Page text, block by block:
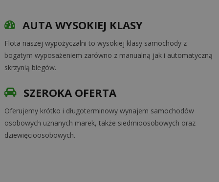
AUTA WYSOKIEJ KLASY
Flota naszej wypożyczalni to wysokiej klasy samochody z
bogatym wyposażeniem zarówno z manualną jak i automatyczną
skrzynią biegów.
SZEROKA OFERTA
Oferujemy krótko i długoterminowy wynajem samochodów
osobowych uznanych marek, także siedmioosobowych oraz
dziewięcioosobowych.